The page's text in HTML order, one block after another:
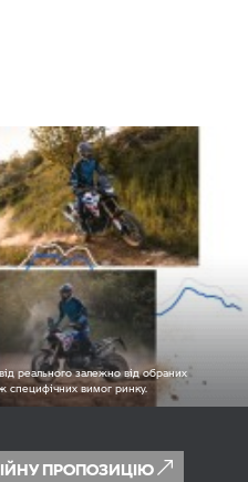
реального залежно від обраних
специфічних вимог ринку.
ПРОПОЗИЦІЮ